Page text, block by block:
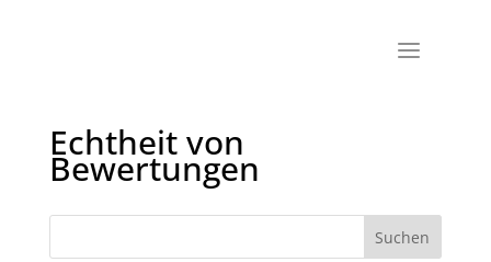
Echtheit von
Bewertungen